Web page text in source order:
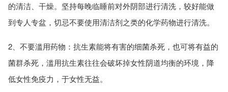
资讯 洛阳输卵管堵塞怎么治疗费用大概多少
的清洁、干燥。坚持每晚临睡前对外阴部进行清洗，较好能做
到专人专盆，切忌不要使用清洁剂之类的化学药物进行清洗。
2、不要滥用药物：抗生素能将有害的细菌杀死，也可将有益的
菌群杀死，滥用抗生素往往会破坏掉女性阴道均衡的环境，降
低女性免疫力，于女性无益。